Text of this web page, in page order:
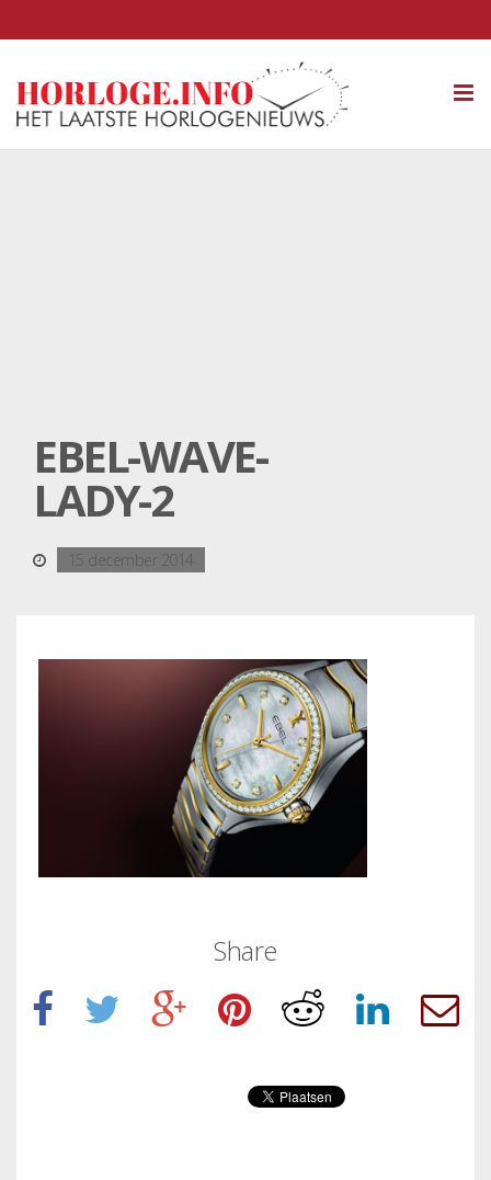
EBEL-WAVE-
LADY-2
15 december 2014
Share